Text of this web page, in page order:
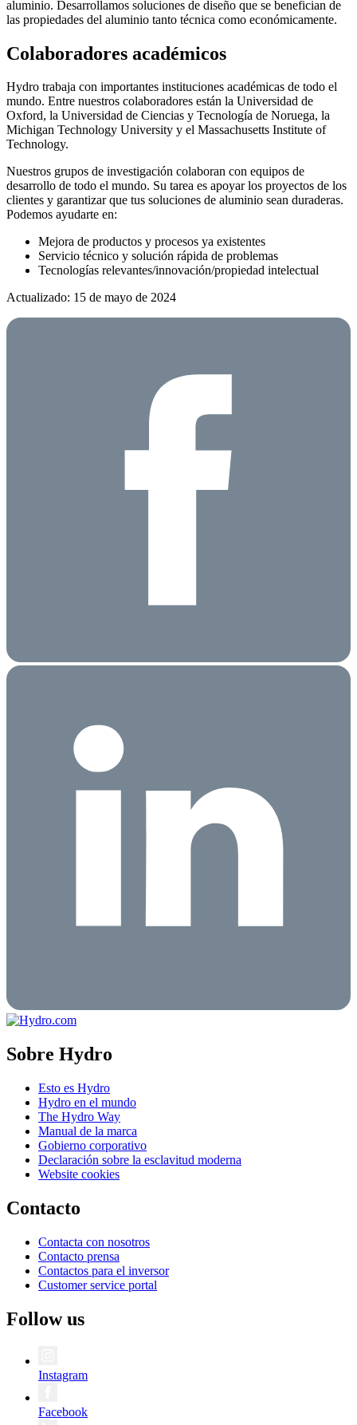
aluminio. Desarrollamos soluciones de diseño que se benefician de
las propiedades del aluminio tanto técnica como económicamente.
Colaboradores académicos
Hydro trabaja con importantes instituciones académicas de todo el
mundo. Entre nuestros colaboradores están la Universidad de
Oxford, la Universidad de Ciencias y Tecnología de Noruega, la
Michigan Technology University y el Massachusetts Institute of
Technology.
Nuestros grupos de investigación colaboran con equipos de
desarrollo de todo el mundo. Su tarea es apoyar los proyectos de los
clientes y garantizar que tus soluciones de aluminio sean duraderas.
Podemos ayudarte en:
Mejora de productos y procesos ya existentes
Servicio técnico y solución rápida de problemas
Tecnologías relevantes/innovación/propiedad intelectual
Actualizado: 15 de mayo de 2024
Sobre Hydro
Esto es Hydro
Hydro en el mundo
The Hydro Way
Manual de la marca
Gobierno corporativo
Declaración sobre la esclavitud moderna
Website cookies
Contacto
Contacta con nosotros
Contacto prensa
Contactos para el inversor
Customer service portal
Follow us
Instagram
Facebook